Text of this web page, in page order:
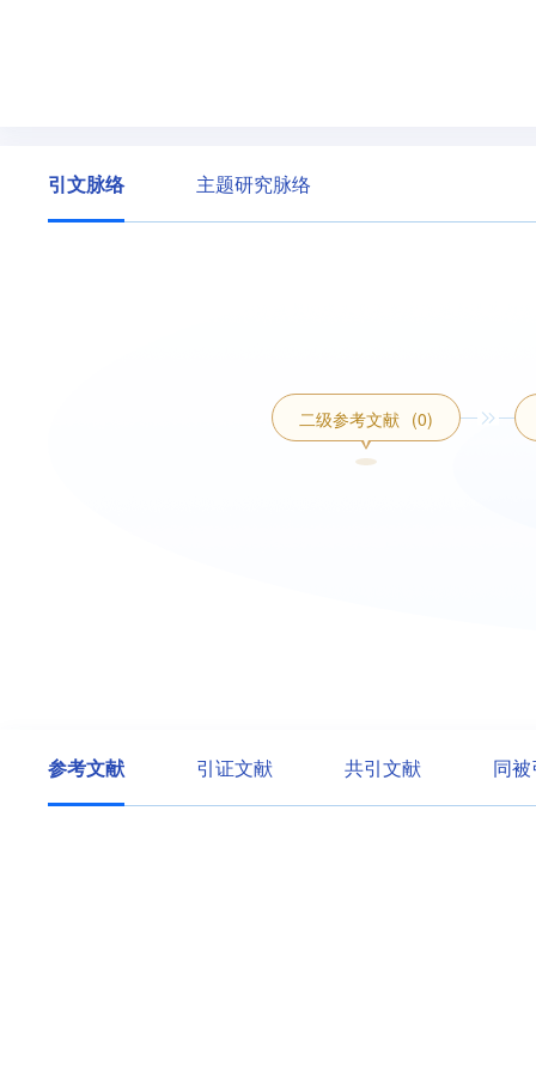
引文脉络 主题研究脉络
二级参考文献 (0)
参考文献 引证文献 共引文献 同